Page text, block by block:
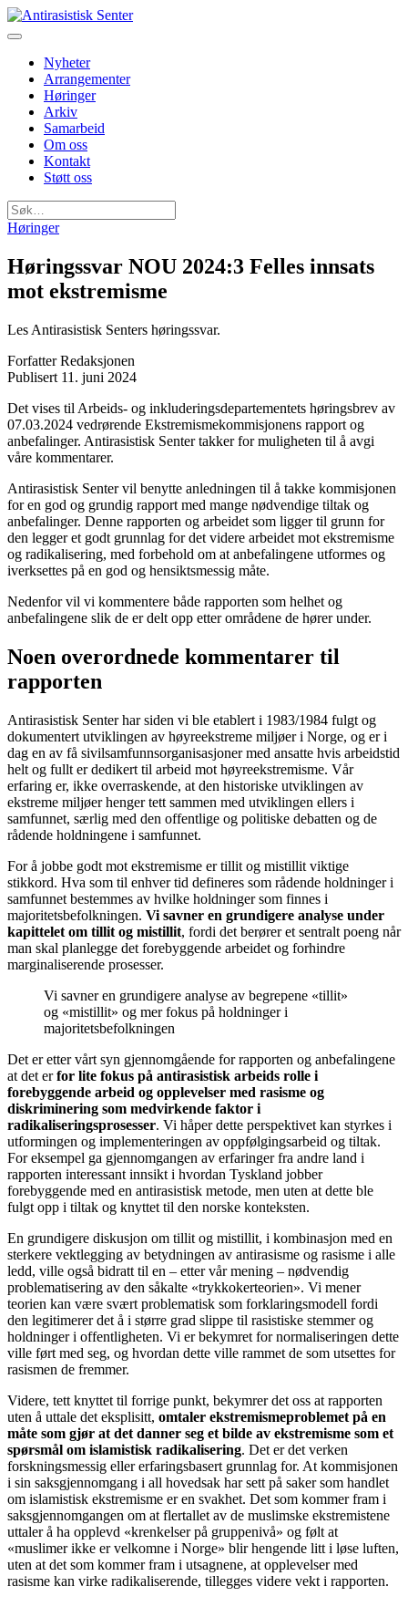
Nyheter
Arrangementer
Høringer
Arkiv
Samarbeid
Om oss
Kontakt
Støtt oss
Søk
etter:
Høringer
Høringssvar NOU 2024:3 Felles innsats
mot ekstremisme
Les Antirasistisk Senters høringssvar.
Forfatter Redaksjonen
Publisert 11. juni 2024
Det vises til Arbeids- og inkluderingsdepartementets høringsbrev av
07.03.2024 vedrørende Ekstremismekommisjonens rapport og
anbefalinger. Antirasistisk Senter takker for muligheten til å avgi
våre kommentarer.
Antirasistisk Senter vil benytte anledningen til å takke kommisjonen
for en god og grundig rapport med mange nødvendige tiltak og
anbefalinger. Denne rapporten og arbeidet som ligger til grunn for
den legger et godt grunnlag for det videre arbeidet mot ekstremisme
og radikalisering, med forbehold om at anbefalingene utformes og
iverksettes på en god og hensiktsmessig måte.
Nedenfor vil vi kommentere både rapporten som helhet og
anbefalingene slik de er delt opp etter områdene de hører under.
Noen overordnede kommentarer til
rapporten
Antirasistisk Senter har siden vi ble etablert i 1983/1984 fulgt og
dokumentert utviklingen av høyreekstreme miljøer i Norge, og er i
dag en av få sivilsamfunnsorganisasjoner med ansatte hvis arbeidstid
helt og fullt er dedikert til arbeid mot høyreekstremisme. Vår
erfaring er, ikke overraskende, at den historiske utviklingen av
ekstreme miljøer henger tett sammen med utviklingen ellers i
samfunnet, særlig med den offentlige og politiske debatten og de
rådende holdningene i samfunnet.
For å jobbe godt mot ekstremisme er tillit og mistillit viktige
stikkord. Hva som til enhver tid defineres som rådende holdninger i
samfunnet bestemmes av hvilke holdninger som finnes i
majoritetsbefolkningen. Vi savner en grundigere analyse under
kapittelet om tillit og mistillit, fordi det berører et sentralt poeng når
man skal planlegge det forebyggende arbeidet og forhindre
marginaliserende prosesser.
Vi savner en grundigere analyse av begrepene «tillit»
og «mistillit» og mer fokus på holdninger i
majoritetsbefolkningen
Det er etter vårt syn gjennomgående for rapporten og anbefalingene
at det erfor lite fokus på antirasistisk arbeids rolle i
forebyggende arbeid og opplevelser med rasisme og
diskriminering som medvirkende faktor i
radikaliseringsprosesser. Vi håper dette perspektivet kan styrkes i
utformingen og implementeringen av oppfølgingsarbeid og tiltak.
For eksempel ga gjennomgangen av erfaringer fra andre land i
rapporten interessant innsikt i hvordan Tyskland jobber
forebyggende med en antirasistisk metode, men uten at dette ble
fulgt opp i tiltak og knyttet til den norske konteksten.
En grundigere diskusjon om tillit og mistillit, i kombinasjon med en
sterkere vektlegging av betydningen av antirasisme og rasisme i alle
ledd, ville også bidratt til en – etter vår mening – nødvendig
problematisering av den såkalte «trykkokerteorien». Vi mener
teorien kan være svært problematisk som forklaringsmodell fordi
den legitimerer det å i større grad slippe til rasistiske stemmer og
holdninger i offentligheten. Vi er bekymret for normaliseringen dette
ville ført med seg, og hvordan dette ville rammet de som utsettes for
rasismen de fremmer.
Videre, tett knyttet til forrige punkt, bekymrer det oss at rapporten
uten å uttale det eksplisitt, omtaler ekstremismeproblemet på en
måte som gjør at det danner seg et bilde av ekstremisme som et
spørsmål om islamistisk radikalisering. Det er det verken
forskningsmessig eller erfaringsbasert grunnlag for. At kommisjonen
i sin saksgjennomgang i all hovedsak har sett på saker som handlet
om islamistisk ekstremisme er en svakhet. Det som kommer fram i
saksgjennomgangen om at flertallet av de muslimske ekstremistene
uttaler å ha opplevd «krenkelser på gruppenivå» og følt at
«muslimer ikke er velkomne i Norge» blir hengende litt i løse luften,
uten at det som kommer fram i utsagnene, at opplevelser med
rasisme kan virke radikaliserende, tillegges videre vekt i rapporten.